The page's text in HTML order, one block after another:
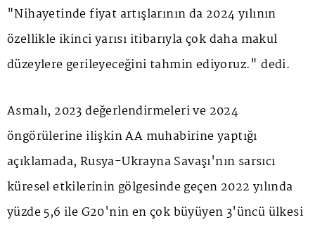
"Nihayetinde fiyat artışlarının da 2024 yılının
özellikle ikinci yarısı itibarıyla çok daha makul
düzeylere gerileyeceğini tahmin ediyoruz." dedi.
Asmalı, 2023 değerlendirmeleri ve 2024
öngörülerine ilişkin AA muhabirine yaptığı
açıklamada, Rusya-Ukrayna Savaşı'nın sarsıcı
küresel etkilerinin gölgesinde geçen 2022 yılında
yüzde 5,6 ile G20'nin en çok büyüyen 3'üncü ülkesi